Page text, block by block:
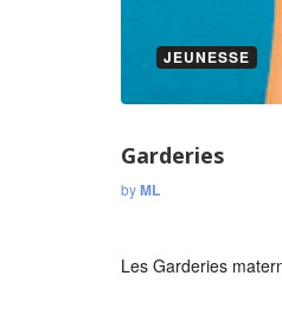
JEUNESSE
Garderies
byML
Les Garderies